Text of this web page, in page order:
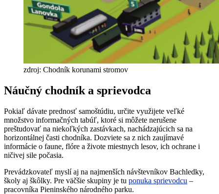
zdroj: Chodník korunami stromov
Náučný chodník a sprievodca
Pokiaľ dávate prednosť samoštúdiu, určite využijete veľké
množstvo informačných tabúľ, ktoré si môžete nerušene
preštudovať na niekoľkých zastávkach, nachádzajúcich sa na
horizontálnej časti chodníka. Dozviete sa z nich zaujímavé
informácie o faune, flóre a živote miestnych lesov, ich ochrane i
ničivej sile počasia.
Prevádzkovateľ myslí aj na najmenších návštevníkov Bachledky,
školy aj škôlky. Pre väčšie skupiny je tu ponuka sprievodcu –
pracovníka Pieninského národného parku.